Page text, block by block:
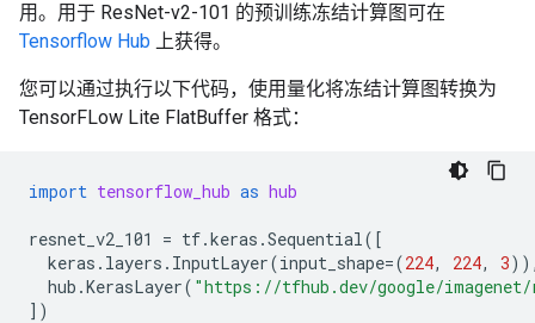
用。用于 ResNet-v2-101 的预训练冻结计算图可在
Tensorflow Hub 上获得。
您可以通过执行以下代码，使用量化将冻结计算图转换为
TensorFLow Lite FlatBuffer 格式：
import tensorflow_hub as hub
resnet_v2_101 = tf.keras .Sequential([
keras . layers . InputLayer(input_shape=(224, 224, 3
hub .KerasLayer( "https://tfhub.dev/google/
])